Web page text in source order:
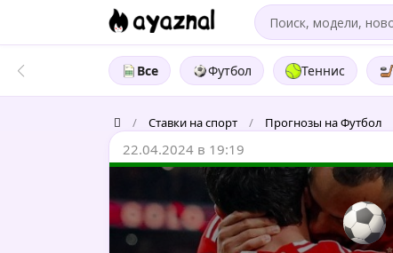
Все Футбол Теннис
/ Ставки на спорт / Прогнозы на Футбол
22.04.2024 в 19:19